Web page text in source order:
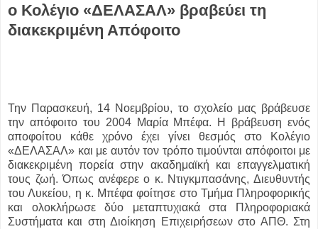
ο Κολέγιο «ΔΕΛΑΣΑΛ» βραβεύει τη
διακεκριμένη Απόφοιτο
Την Παρασκευή, 14 Νοεμβρίου, το σχολείο μας βράβευσε
την απόφοιτο του 2004 Μαρία Μπέφα. Η βράβευση ενός
αποφοίτου κάθε χρόνο έχει γίνει θεσμός στο Κολέγιο
«ΔΕΛΑΣΑΛ» και με αυτόν τον τρόπο τιμούνται απόφοιτοι με
διακεκριμένη πορεία στην ακαδημαϊκή και επαγγελματική
τους ζωή. Όπως ανέφερε ο κ. Ντιγκμπασάνης, Διευθυντής
του Λυκείου, η κ. Μπέφα φοίτησε στο Τμήμα Πληροφορικής
και ολοκλήρωσε δύο μεταπτυχιακά στα Πληροφοριακά
Συστήματα και στη Διοίκηση Επιχειρήσεων στο ΑΠΘ. Στη